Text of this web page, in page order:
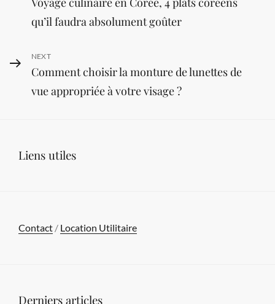
dePost
qu’il faudra absolument goûter
Next
Post
NEXT
Comment choisir la monture de lunettes de
vue appropriée à votre visage ?
Liens utiles
Contact / Location Utilitaire
Derniers articles